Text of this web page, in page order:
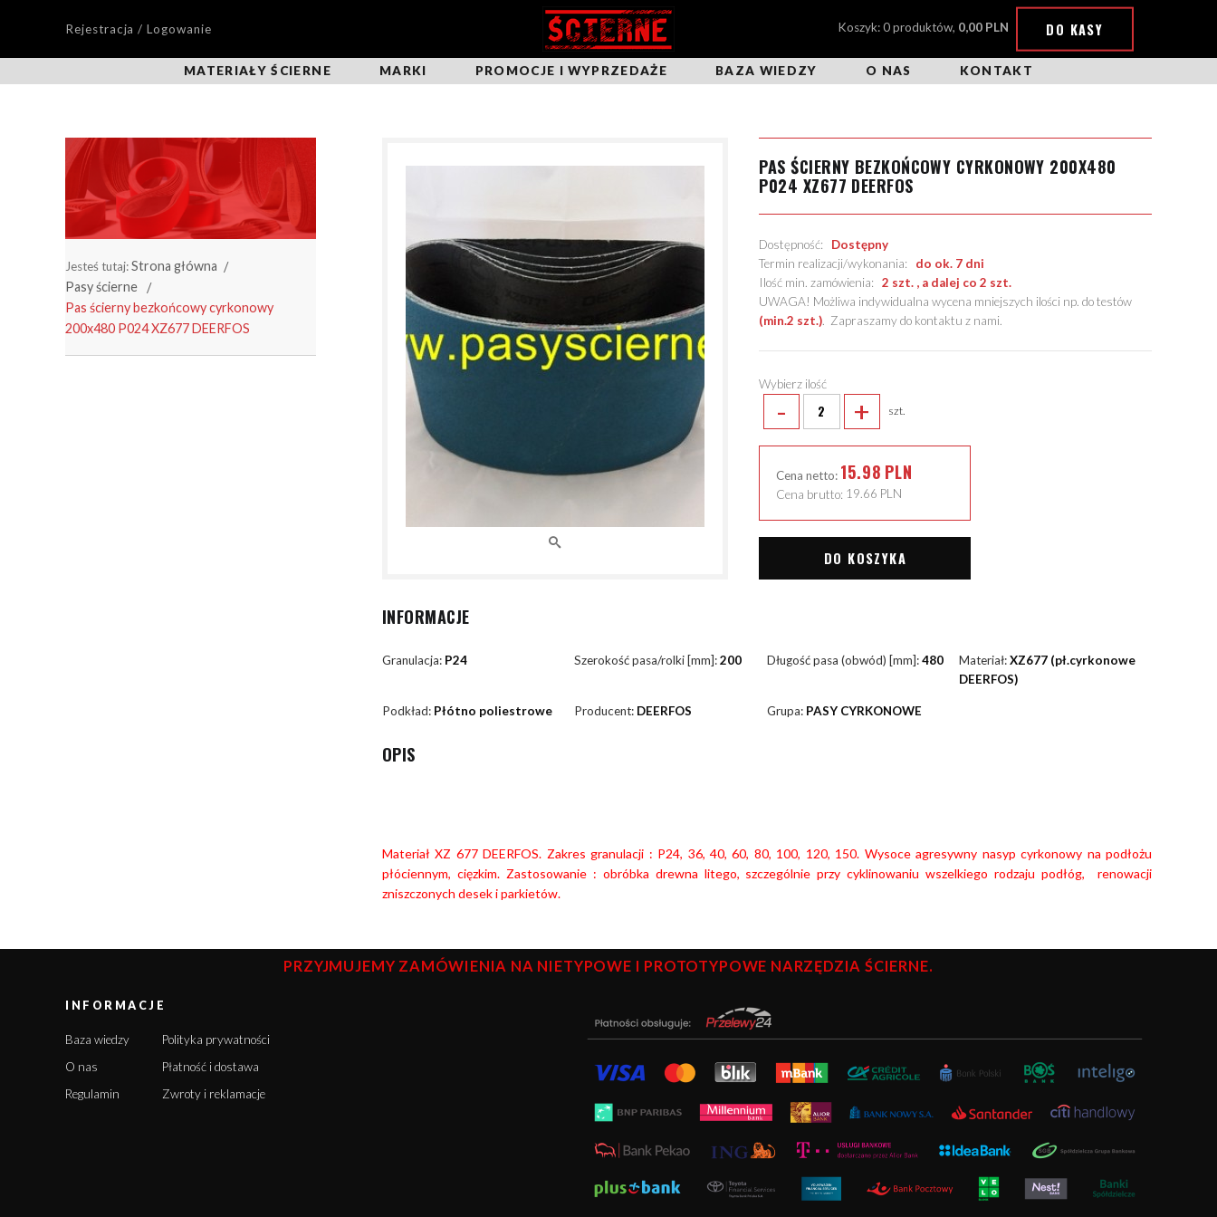
Rejestracja / Logowanie Koszyk: 0 produktów, 0,00 PLN DO KASY
MATERIAŁY ŚCIERNE MARKI PROMOCJE I WYPRZEDAŻE BAZA WIEDZY O NAS KONTAKT
Jesteś tutaj:Strona główna
Pasy ścierne
Pas ścierny bezkońcowy cyrkonowy
200x480 P024 XZ677 DEERFOS
PAS ŚCIERNY BEZKOŃCOWY CYRKONOWY 200X480
P024 XZ677 DEERFOS
Dostępność: Dostępny
Termin realizacji/wykonania: do ok. 7 dni
Ilość min. zamówienia:2 szt. , a dalej co 2 szt.
UWAGA! Możliwa indywidualna wycena mniejszych ilości np. do testów
(min.2 szt.). Zapraszamy do kontaktu z nami.
Wybierz ilość
- + szt.
Cena netto: 15.98 PLN
Cena brutto: 19.66 PLN
DO KOSZYKA
INFORMACJE
Granulacja: P24 Szerokość pasa/rolki [mm]:200 Długość pasa (obwód) [mm]:480 Materiał:XZ677 (pł.cyrkonowe
DEERFOS)
Podkład: Płótno poliestrowe Producent: DEERFOS Grupa: PASY CYRKONOWE
OPIS
Materiał XZ 677 DEERFOS. Zakres granulacji : P24, 36, 40, 60, 80, 100, 120, 150. Wysoce agresywny nasyp cyrkonowy na podłożu
płóciennym, cięzkim. Zastosowanie : obróbka drewna litego, szczególnie przy cyklinowaniu wszelkiego rodzaju podłóg, renowacji
zniszczonych desek i parkietów.
PRZYJMUJEMY ZAMÓWIENIA NA NIETYPOWE I PROTOTYPOWE NARZĘDZIA ŚCIERNE.
INFORMACJE
Baza wiedzy
O nas
Regulamin
Polityka prywatności
Płatność i dostawa
Zwroty i reklamacje